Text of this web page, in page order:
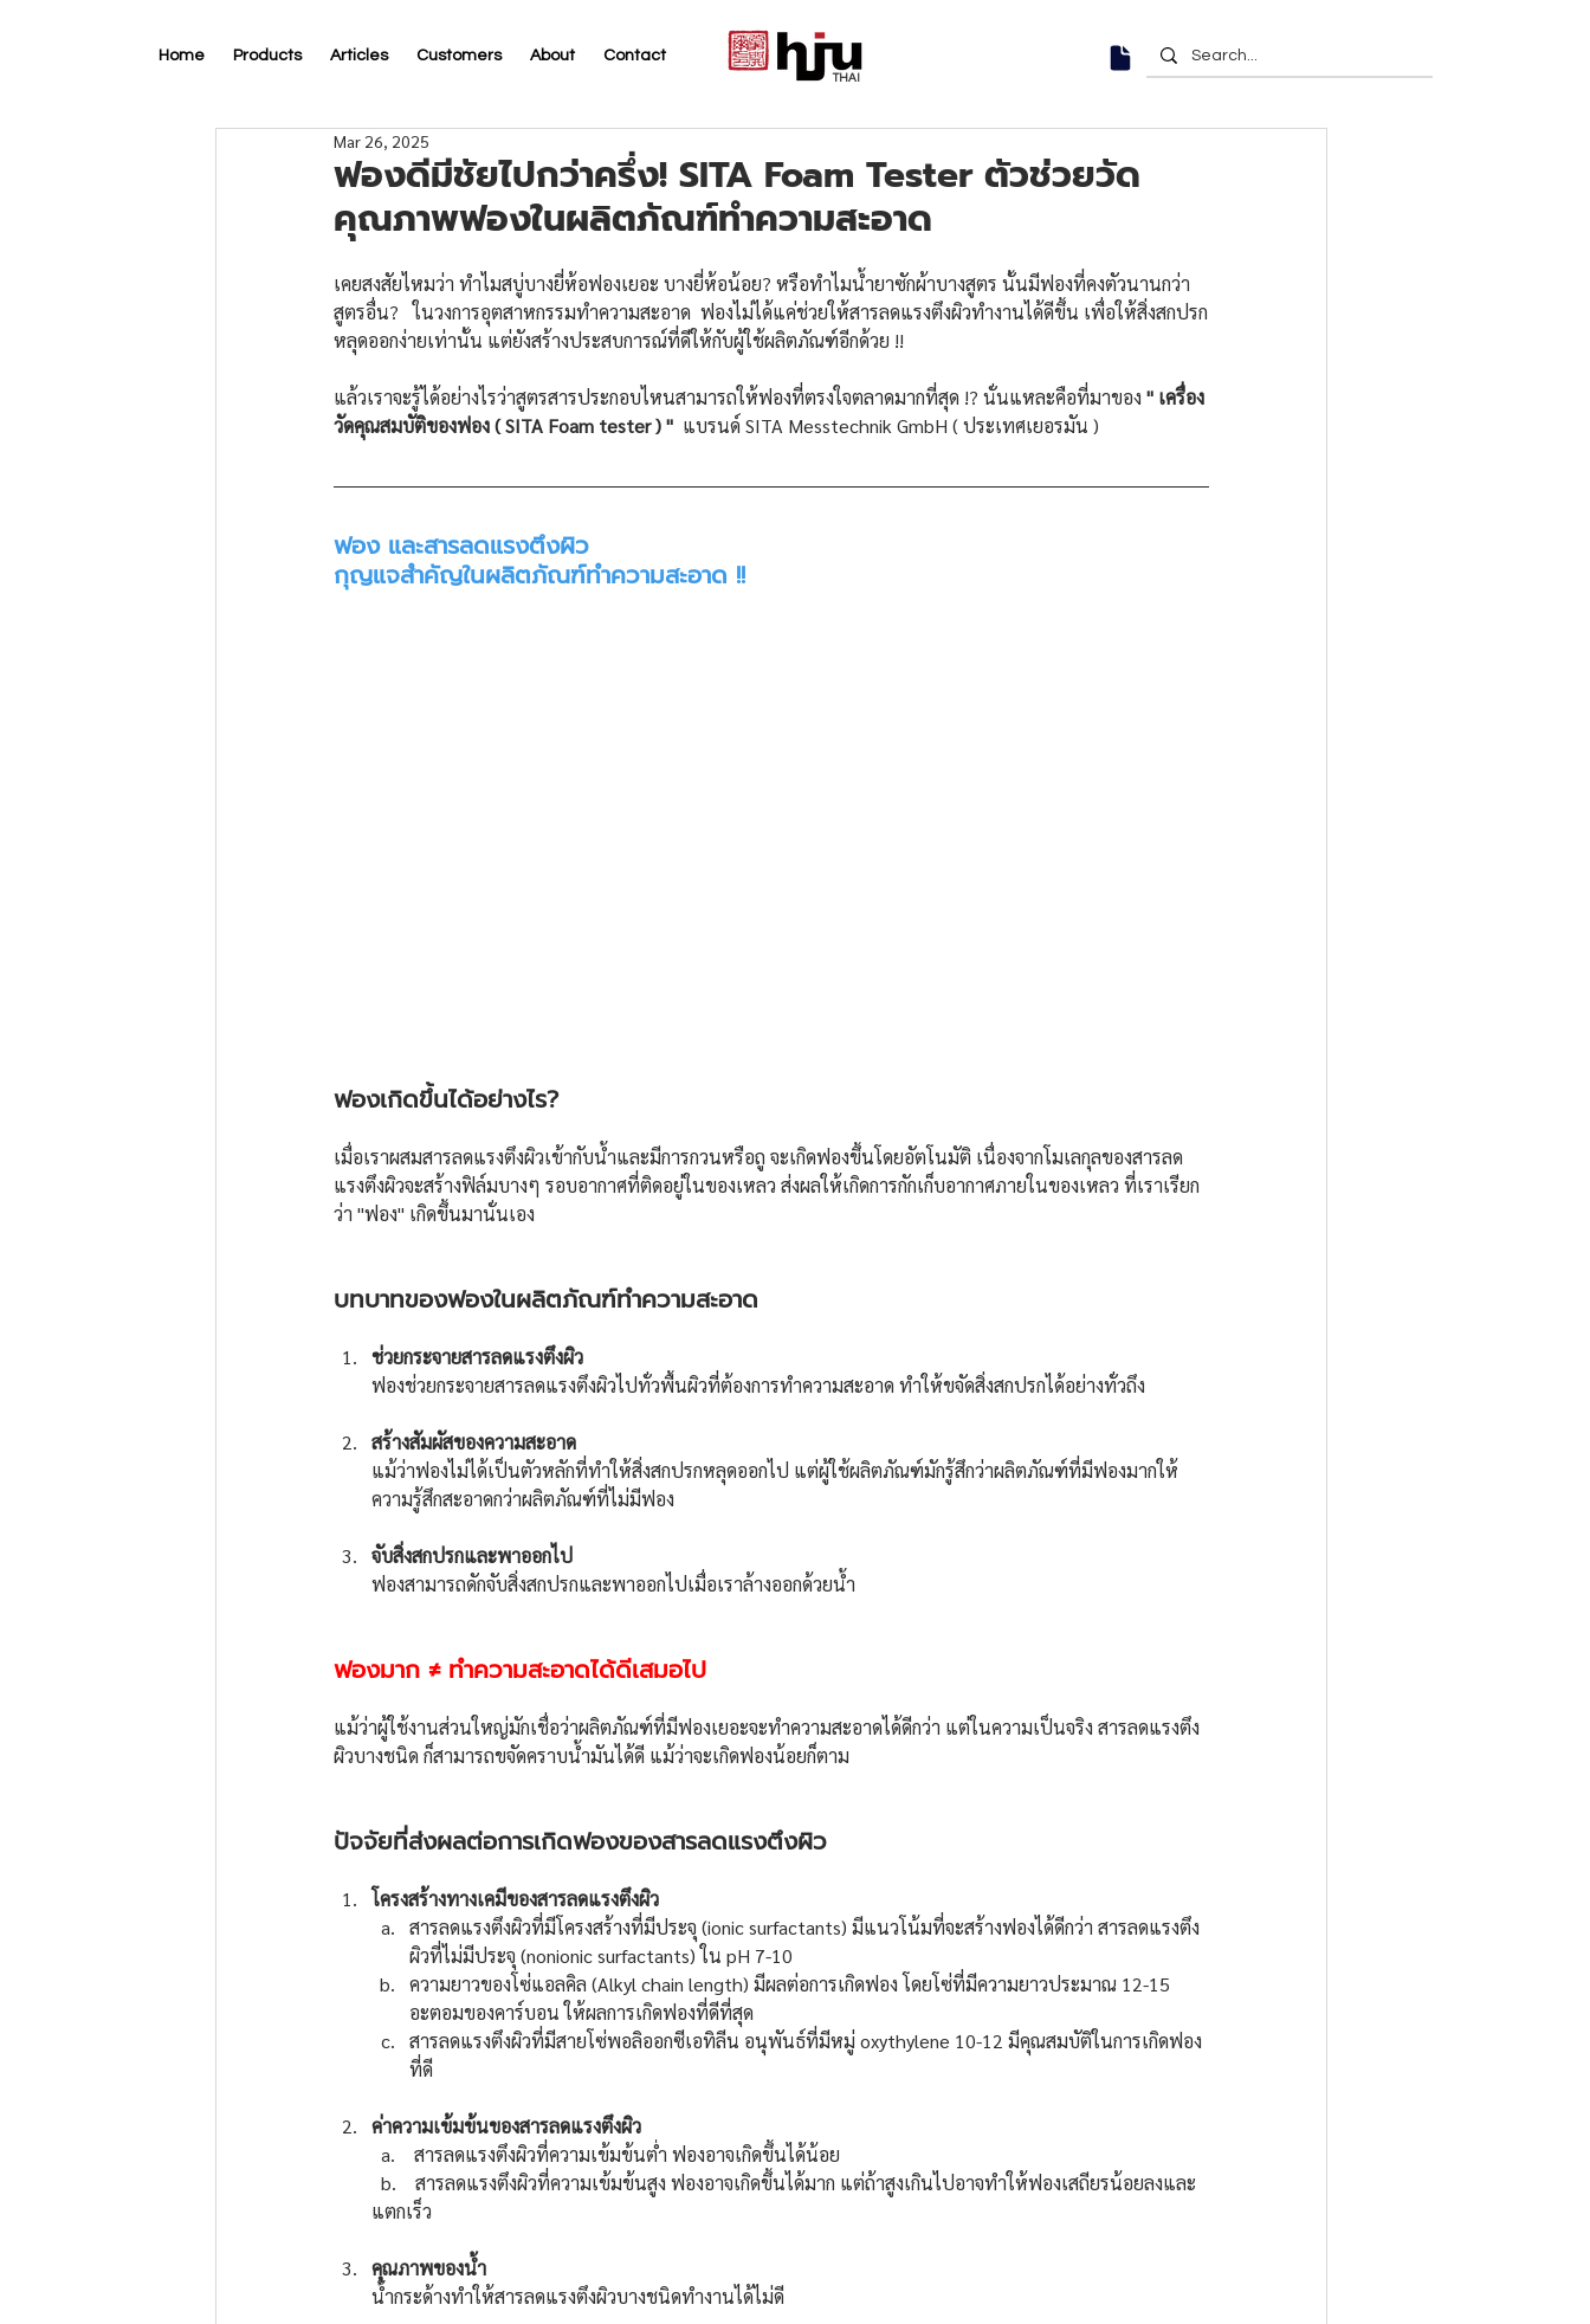
Home Products Articles Customers About Contact
THAI
ฟองดีมีชัยไปกว่าครึ่ง! SITA Foam Tester ตัวช่วยวัด
คุณภาพฟองในผลิตภัณฑ์ทำความสะอาด
Mar 26, 2025
เคยสงสัยไหมว่า ทำไมสบู่บางยี่ห้อฟองเยอะ บางยี่ห้อน้อย? หรือทำไมน้ำยาซักผ้าบางสูตร นั้นมีฟองที่คงตัวนานกว่า
สูตรอื่น?   ในวงการอุตสาหกรรมทำความสะอาด  ฟองไม่ได้แค่ช่วยให้สารลดแรงตึงผิวทำงานได้ดีขึ้น เพื่อให้สิ่งสกปรก
หลุดออกง่ายเท่านั้น แต่ยังสร้างประสบการณ์ที่ดีให้กับผู้ใช้ผลิตภัณฑ์อีกด้วย !!
แล้วเราจะรู้ได้อย่างไรว่าสูตรสารประกอบไหนสามารถให้ฟองที่ตรงใจตลาดมากที่สุด !? นั่นแหละคือที่มาของ " เครื่อง
วัดคุณสมบัติของฟอง ( SITA Foam tester ) " แบรนด์ SITA Messtechnik GmbH ( ประเทศเยอรมัน )
ฟอง และสารลดแรงตึงผิว
กุญแจสำคัญในผลิตภัณฑ์ทำความสะอาด !!
ฟองเกิดขึ้นได้อย่างไร?
เมื่อเราผสมสารลดแรงตึงผิวเข้ากับน้ำและมีการกวนหรือถู จะเกิดฟองขึ้นโดยอัตโนมัติ เนื่องจากโมเลกุลของสารลด
แรงตึงผิวจะสร้างฟิล์มบางๆ รอบอากาศที่ติดอยู่ในของเหลว ส่งผลให้เกิดการกักเก็บอากาศภายในของเหลว ที่เราเรียก
ว่า "ฟอง" เกิดขึ้นมานั่นเอง
บทบาทของฟองในผลิตภัณฑ์ทำความสะอาด
ช่วยกระจายสารลดแรงตึงผิว
ฟองช่วยกระจายสารลดแรงตึงผิวไปทั่วพื้นผิวที่ต้องการทำความสะอาด ทำให้ขจัดสิ่งสกปรกได้อย่างทั่วถึง
สร้างสัมผัสของความสะอาด
แม้ว่าฟองไม่ได้เป็นตัวหลักที่ทำให้สิ่งสกปรกหลุดออกไป แต่ผู้ใช้ผลิตภัณฑ์มักรู้สึกว่าผลิตภัณฑ์ที่มีฟองมากให้
ความรู้สึกสะอาดกว่าผลิตภัณฑ์ที่ไม่มีฟอง
จับสิ่งสกปรกและพาออกไป
ฟองสามารถดักจับสิ่งสกปรกและพาออกไปเมื่อเราล้างออกด้วยน้ำ
ฟองมาก ≠ ทำความสะอาดได้ดีเสมอไป
แม้ว่าผู้ใช้งานส่วนใหญ่มักเชื่อว่าผลิตภัณฑ์ที่มีฟองเยอะจะทำความสะอาดได้ดีกว่า แต่ในความเป็นจริง สารลดแรงตึง
ผิวบางชนิด ก็สามารถขจัดคราบน้ำมันได้ดี แม้ว่าจะเกิดฟองน้อยก็ตาม
ปัจจัยที่ส่งผลต่อการเกิดฟองของสารลดแรงตึงผิว
โครงสร้างทางเคมีของสารลดแรงตึงผิว
สารลดแรงตึงผิวที่มีโครงสร้างที่มีประจุ (ionic surfactants) มีแนวโน้มที่จะสร้างฟองได้ดีกว่า สารลดแรงตึง
ผิวที่ไม่มีประจุ (nonionic surfactants) ใน pH 7-10
ความยาวของโซ่แอลคิล (Alkyl chain length) มีผลต่อการเกิดฟอง โดยโซ่ที่มีความยาวประมาณ 12-15
อะตอมของคาร์บอน ให้ผลการเกิดฟองที่ดีที่สุด
สารลดแรงตึงผิวที่มีสายโซ่พอลิออกซีเอทิลีน อนุพันธ์ที่มีหมู่ oxythylene 10-12 มีคุณสมบัติในการเกิดฟอง
ที่ดี
ค่าความเข้มข้นของสารลดแรงตึงผิว
a.    สารลดแรงตึงผิวที่ความเข้มข้นต่ำ ฟองอาจเกิดขึ้นได้น้อย
b.    สารลดแรงตึงผิวที่ความเข้มข้นสูง ฟองอาจเกิดขึ้นได้มาก แต่ถ้าสูงเกินไปอาจทำให้ฟองเสถียรน้อยลงและ
แตกเร็ว
คุณภาพของน้ำ
น้ำกระด้างทำให้สารลดแรงตึงผิวบางชนิดทำงานได้ไม่ดี